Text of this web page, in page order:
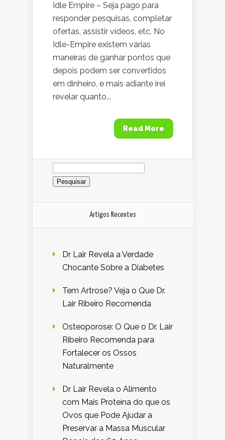
Idle Empire – Seja pago para
responder pesquisas, completar
ofertas, assistir vídeos, etc. No
Idle-Empire existem várias
maneiras de ganhar pontos que
depois podem ser convertidos
em dinheiro, e mais adiante irei
revelar quanto...
Read More
Pesquisar
por:
Artigos Recentes
Dr Lair Revela a Verdade
Chocante Sobre a Diabetes
Tem Artrose? Veja o Que Dr.
Lair Ribeiro Recomenda
Osteoporose: O Que o Dr. Lair
Ribeiro Recomenda para
Fortalecer os Ossos
Naturalmente
Dr Lair Revela o Alimento
com Mais Proteína do que os
Ovos que Pode Ajudar a
Preservar a Massa Muscular